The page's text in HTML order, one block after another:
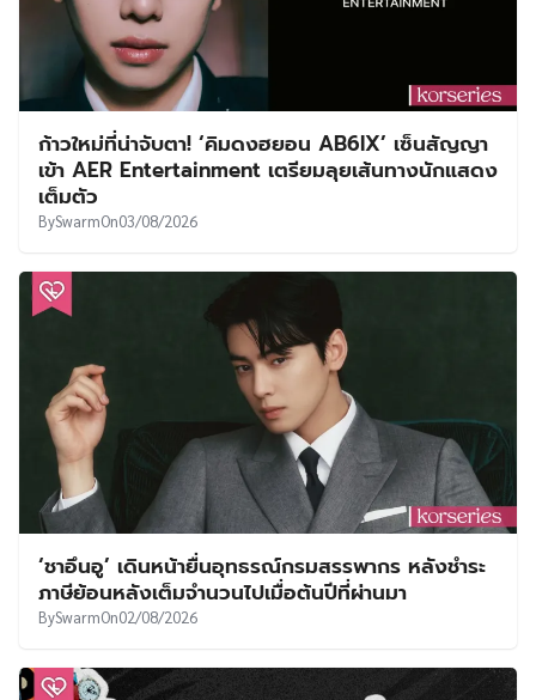
ก้าวใหม่ที่น่าจับตา! ‘คิมดงฮยอน AB6IX’ เซ็นสัญญา
เข้า AER Entertainment เตรียมลุยเส้นทางนักแสดง
เต็มตัว
BySwarmOn03/08/2026
‘ชาอึนอู’ เดินหน้ายื่นอุทธรณ์กรมสรรพากร หลังชำระ
ภาษีย้อนหลังเต็มจำนวนไปเมื่อต้นปีที่ผ่านมา
BySwarmOn02/08/2026